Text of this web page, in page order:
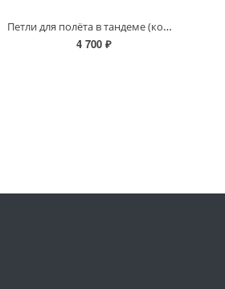
Петли для полёта в тандеме (коромысла)
4 700 ₽